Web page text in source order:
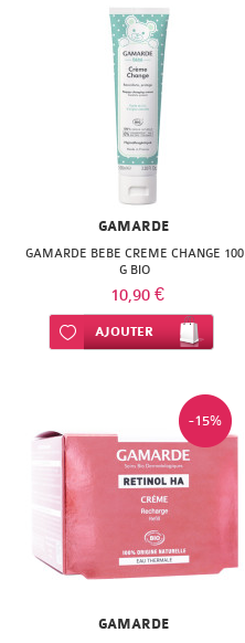
DIET
URGO
GAMARDE
GAMARDE BEBE CREME CHANGE 100
G BIO
10,90 €
Ajouter à ma liste d’envie
AJOUTER
-15%
GAMARDE